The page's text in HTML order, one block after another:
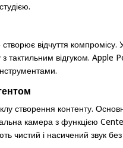
відчуття
тактильним відгуком.
створення контенту.
камера з функцією
чистий і насичений звук без